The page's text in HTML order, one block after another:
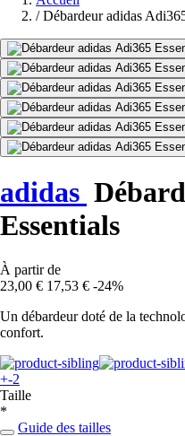
/ Débardeur adidas
adidas
Essentials
À partir de
23,00 € 17,53 € -24%
Un débardeur doté de la
confort.
+-2
Taille
*
Guide des tailles